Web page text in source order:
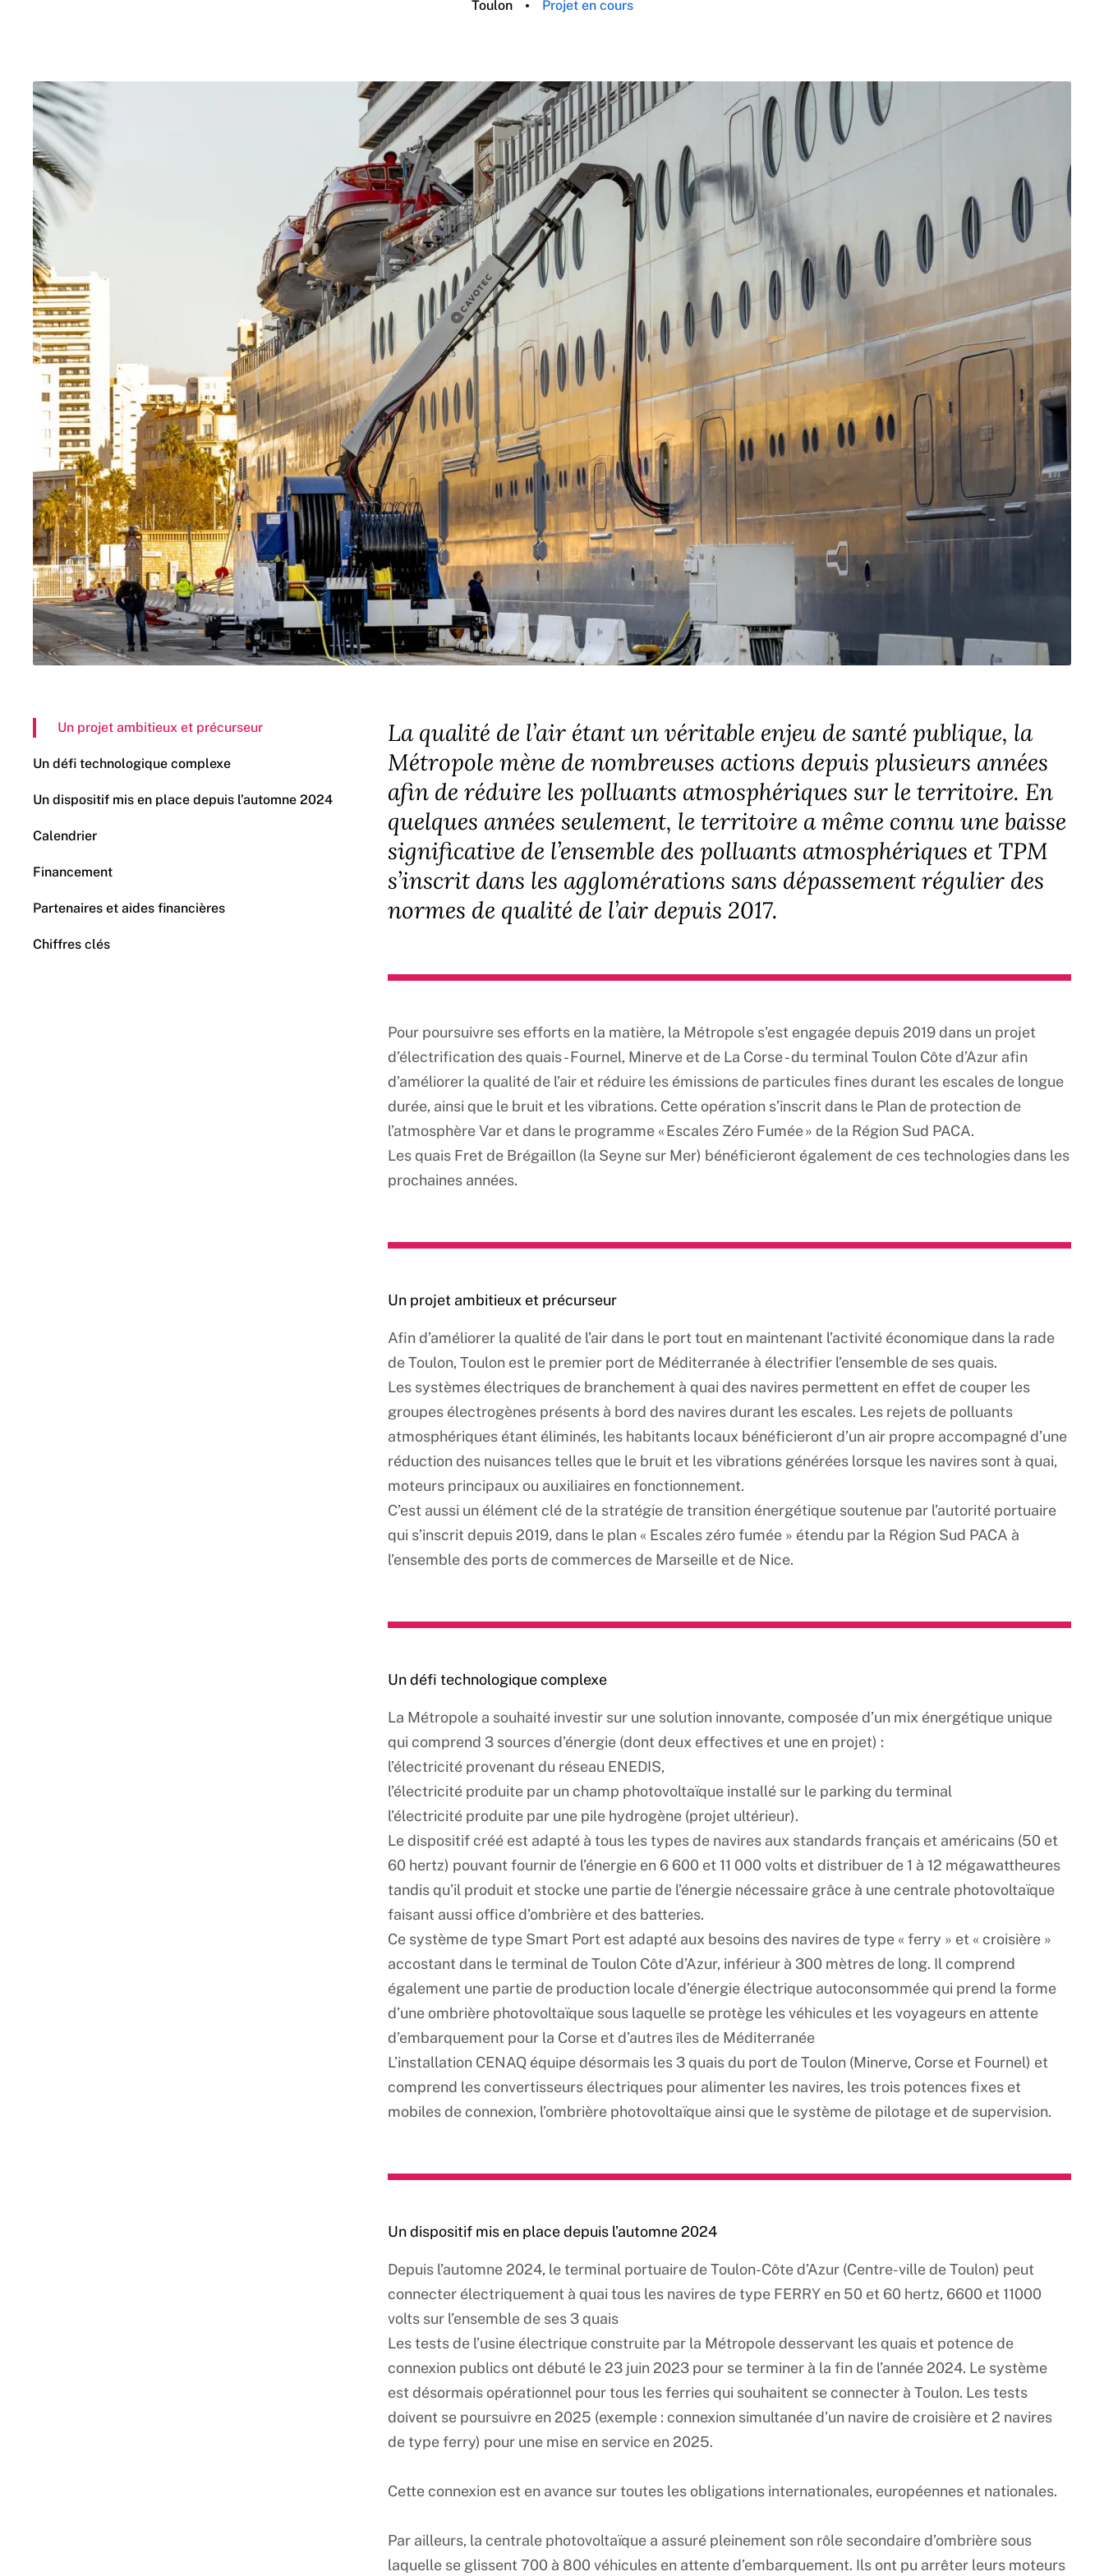
Toulon Projet en cours
Un projet ambitieux et précurseur
Un défi technologique complexe
Un dispositif mis en place depuis l’automne 2024
Calendrier
Financement
Partenaires et aides financières
Chiffres clés
La qualité de l’air étant un véritable enjeu de santé publique, la
Métropole mène de nombreuses actions depuis plusieurs années
afin de réduire les polluants atmosphériques sur le territoire. En
quelques années seulement, le territoire a même connu une baisse
significative de l’ensemble des polluants atmosphériques et TPM
s’inscrit dans les agglomérations sans dépassement régulier des
normes de qualité de l’air depuis 2017.
Pour poursuivre ses efforts en la matière, la Métropole s’est engagée depuis 2019 dans un projet
d’électrification des quais - Fournel, Minerve et de La Corse - du terminal Toulon Côte d’Azur afin
d’améliorer la qualité de l’air et réduire les émissions de particules fines durant les escales de longue
durée, ainsi que le bruit et les vibrations. Cette opération s’inscrit dans le Plan de protection de
l’atmosphère Var et dans le programme « Escales Zéro Fumée » de la Région Sud PACA.
Les quais Fret de Brégaillon (la Seyne sur Mer) bénéficieront également de ces technologies dans les
prochaines années.
Un projet ambitieux et précurseur
Afin d’améliorer la qualité de l’air dans le port tout en maintenant l’activité économique dans la rade
de Toulon, Toulon est le premier port de Méditerranée à électrifier l’ensemble de ses quais.
Les systèmes électriques de branchement à quai des navires permettent en effet de couper les
groupes électrogènes présents à bord des navires durant les escales. Les rejets de polluants
atmosphériques étant éliminés, les habitants locaux bénéficieront d’un air propre accompagné d’une
réduction des nuisances telles que le bruit et les vibrations générées lorsque les navires sont à quai,
moteurs principaux ou auxiliaires en fonctionnement.
C’est aussi un élément clé de la stratégie de transition énergétique soutenue par l’autorité portuaire
qui s’inscrit depuis 2019, dans le plan « Escales zéro fumée » étendu par la Région Sud PACA à
l’ensemble des ports de commerces de Marseille et de Nice.
Un défi technologique complexe
La Métropole a souhaité investir sur une solution innovante, composée d’un mix énergétique unique
qui comprend 3 sources d’énergie (dont deux effectives et une en projet) :
l’électricité provenant du réseau ENEDIS,
l’électricité produite par un champ photovoltaïque installé sur le parking du terminal
l’électricité produite par une pile hydrogène (projet ultérieur).
Le dispositif créé est adapté à tous les types de navires aux standards français et américains (50 et
60 hertz) pouvant fournir de l’énergie en 6 600 et 11 000 volts et distribuer de 1 à 12 mégawattheures
tandis qu’il produit et stocke une partie de l’énergie nécessaire grâce à une centrale photovoltaïque
faisant aussi office d’ombrière et des batteries.
Ce système de type Smart Port est adapté aux besoins des navires de type « ferry » et « croisière »
accostant dans le terminal de Toulon Côte d’Azur, inférieur à 300 mètres de long. Il comprend
également une partie de production locale d’énergie électrique autoconsommée qui prend la forme
d’une ombrière photovoltaïque sous laquelle se protège les véhicules et les voyageurs en attente
d’embarquement pour la Corse et d’autres îles de Méditerranée
L’installation CENAQ équipe désormais les 3 quais du port de Toulon (Minerve, Corse et Fournel) et
comprend les convertisseurs électriques pour alimenter les navires, les trois potences fixes et
mobiles de connexion, l’ombrière photovoltaïque ainsi que le système de pilotage et de supervision.
Un dispositif mis en place depuis l’automne 2024
Depuis l’automne 2024, le terminal portuaire de Toulon-Côte d’Azur (Centre-ville de Toulon) peut
connecter électriquement à quai tous les navires de type FERRY en 50 et 60 hertz, 6600 et 11000
volts sur l’ensemble de ses 3 quais
Les tests de l’usine électrique construite par la Métropole desservant les quais et potence de
connexion publics ont débuté le 23 juin 2023 pour se terminer à la fin de l’année 2024. Le système
est désormais opérationnel pour tous les ferries qui souhaitent se connecter à Toulon. Les tests
doivent se poursuivre en 2025 (exemple : connexion simultanée d’un navire de croisière et 2 navires
de type ferry) pour une mise en service en 2025.
Cette connexion est en avance sur toutes les obligations internationales, européennes et nationales.
Par ailleurs, la centrale photovoltaïque a assuré pleinement son rôle secondaire d’ombrière sous
laquelle se glissent 700 à 800 véhicules en attente d’embarquement. Ils ont pu arrêter leurs moteurs